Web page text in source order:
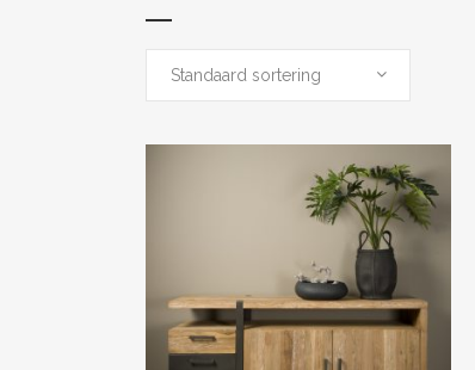
Standaard sortering